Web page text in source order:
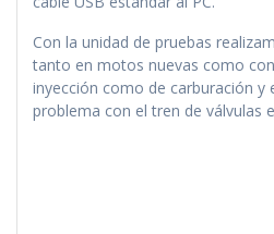
Con la unidad de pruebas
tanto en motos nuevas como
inyección como de carburación y
problema con el tren de válvulas